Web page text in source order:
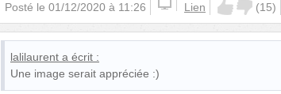
Posté le 01/12/2020 à 11:26 Lien (15)
lalilaurent a écrit :
Une image serait appréciée :)